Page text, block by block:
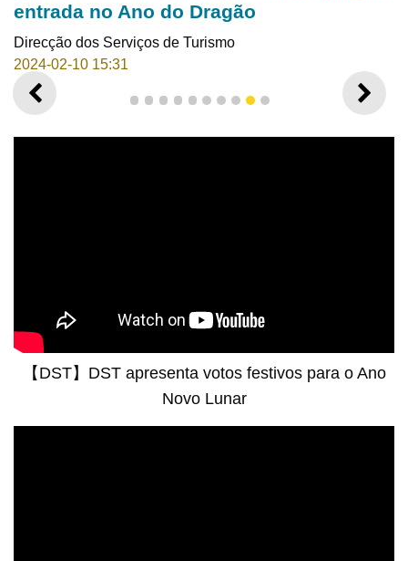
entrada no Ano do Dragão
Direcção dos Serviços de Turismo
2024-02-10 15:31
ANTERIOR
Desfile do dragão gigante dourado
Desfile do dragão gigante dourado
1 2 3 4 5 6 7 8 9 10
【DST】DST apresenta votos festivos para o Ano
Novo Lunar